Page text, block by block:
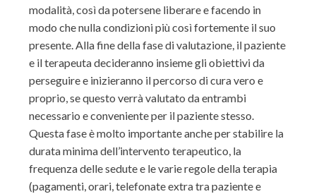
modalità, così da potersene liberare e facendo in
modo che nulla condizioni più così fortemente il suo
presente. Alla fine della fase di valutazione, il paziente
e il terapeuta decideranno insieme gli obiettivi da
perseguire e inizieranno il percorso di cura vero e
proprio, se questo verrà valutato da entrambi
necessario e conveniente per il paziente stesso.
Questa fase è molto importante anche per stabilire la
durata minima dell’intervento terapeutico, la
frequenza delle sedute e le varie regole della terapia
(pagamenti, orari, telefonate extra tra paziente e